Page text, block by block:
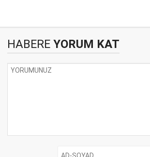
HABERE YORUM KAT